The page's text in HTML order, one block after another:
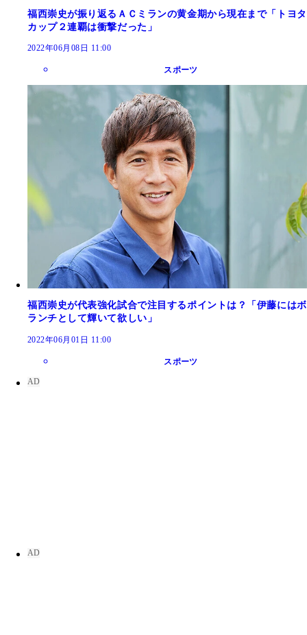
福西崇史が振り返るＡＣミランの黄金期から現在まで「トヨタ
カップ２連覇は衝撃だった」
2022年06月08日 11:00
スポーツ
福西崇史が代表強化試合で注目するポイントは？「伊藤にはボ
ランチとして輝いて欲しい」
2022年06月01日 11:00
スポーツ